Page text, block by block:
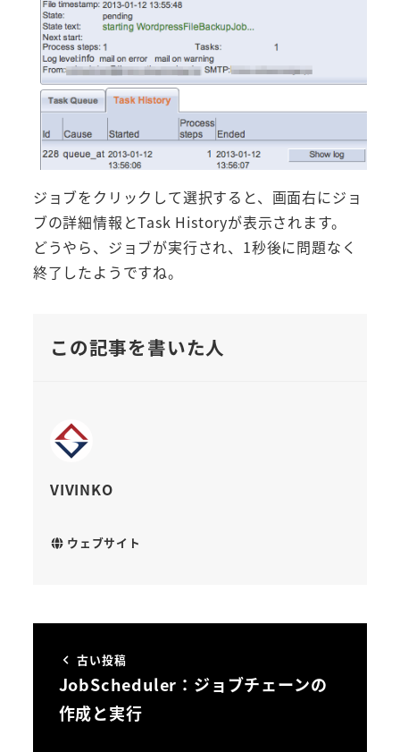
ジョブをクリックして選択すると、画面右にジョ
ブの詳細情報とTask Historyが表示されます。
どうやら、ジョブが実行され、1秒後に問題なく
終了したようですね。
この記事を書いた人
VIVINKO
ウェブサイト
古い投稿
JobScheduler：ジョブチェーンの
作成と実行